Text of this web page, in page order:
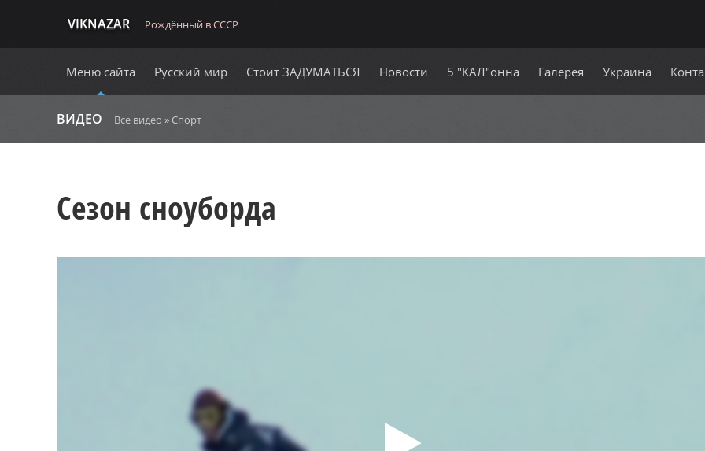
VIKNAZAR Рождённый в СССР
Меню сайта Русский мир Стоит ЗАДУМАТЬСЯ Новости 5 "КАЛ"онна Галерея Украина
ВИДЕО Все видео » Спорт
Сезон сноуборда